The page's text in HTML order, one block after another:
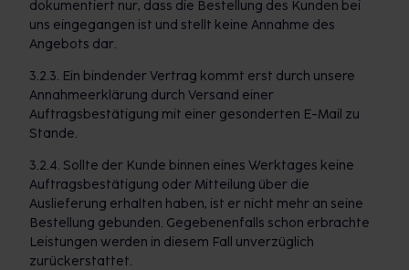
dokumentiert nur, dass die Bestellung des Kunden bei
uns eingegangen ist und stellt keine Annahme des
Angebots dar.
3.2.3. Ein bindender Vertrag kommt erst durch unsere
Annahmeerklärung durch Versand einer
Auftragsbestätigung mit einer gesonderten E-Mail zu
Stande.
3.2.4. Sollte der Kunde binnen eines Werktages keine
Auftragsbestätigung oder Mitteilung über die
Auslieferung erhalten haben, ist er nicht mehr an seine
Bestellung gebunden. Gegebenenfalls schon erbrachte
Leistungen werden in diesem Fall unverzüglich
zurückerstattet.